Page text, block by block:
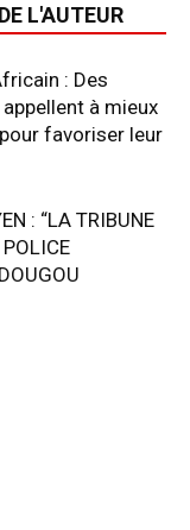
L'AUTEUR
: Des
à mieux
favoriser leur
: “LA TRIBUNE
POLICE